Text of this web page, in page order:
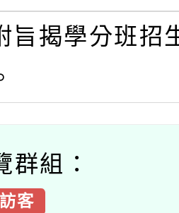
旨揭學分班招
群組：
訪客